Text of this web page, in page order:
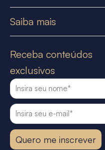
Saiba mais
Receba conteúdos
exclusivos
Quero me inscrever